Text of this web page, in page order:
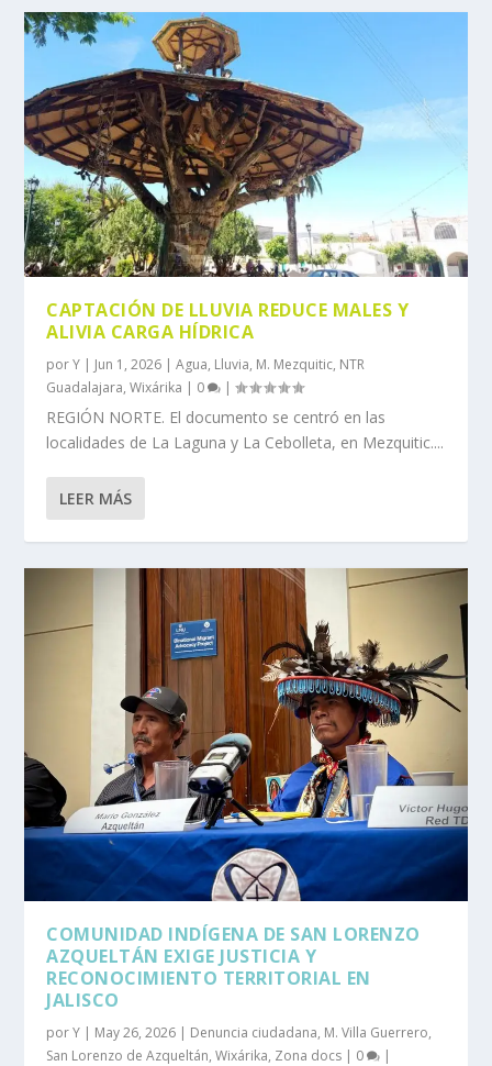
CAPTACIÓN DE LLUVIA REDUCE MALES Y
ALIVIA CARGA HÍDRICA
porY | Jun 1, 2026 |Agua, Lluvia, M. Mezquitic, NTR
Guadalajara,Wixárika | 0 |
REGIÓN NORTE. El documento se centró en las
localidades de La Laguna y La Cebolleta, en Mezquitic....
LEER MÁS
COMUNIDAD INDÍGENA DE SAN LORENZO
AZQUELTÁN EXIGE JUSTICIA Y
RECONOCIMIENTO TERRITORIAL EN
JALISCO
porY | May 26, 2026 | Denuncia ciudadana, M. Villa Guerrero,
San Lorenzo de Azqueltán,Wixárika, Zona docs | 0 |